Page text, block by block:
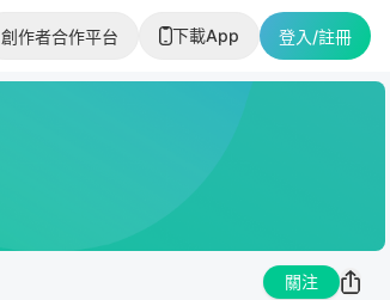
創作者合作平台 下載App 登入/註冊
關注